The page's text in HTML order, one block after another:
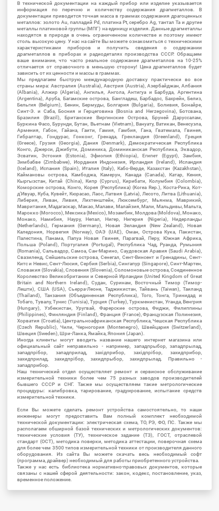
В технической документации на каждый прибор или изделие указывается
информация по перечню и количеству содержания драгметаллов. В
документации приводится точная масса в граммах содержания драгоценных
металлов: золото Au, палладий Pd, платина Pt, серебро Ag, тантал Ta и другие
металлы платиновой группы (МПГ) на единицу изделия. Данные драгметаллы
находятся в природе в очень ограниченном количестве и поэтому имеют
столь высокую цену. У нас на сайте Вы можете ознакомиться с техническими
характеристиками приборов и получить сведения о содержании
драгметаллов в приборах и радиодеталях производства СССР. Обращаем
ваше внимание, что часто реальное содержание драгметаллов на 10-25%
отличается от справочного в меньшую сторону! Цена драгметаллов будет
зависить от их ценности и массы в граммах.
Мы предлагаем быструю международную доставку практически во все
страны мира: Австралия (Australia), Австрия (Austria), Азербайджан, Албания
(Albania), Алжир (Algeria), Ангилья, Ангола, Антигуа и Барбуда, Аргентина
(Argentina), Аруба, Багамские острова, Бангладеш, Барбадос, Бахрейн, Белиз,
Бельгия (Belgium), Бенин, Бермуды, Болгария (Bulgaria), Боливия, Бонайре,
Синт-Э. и Саба, Босния и Герцеговина (Bosnia and Herzegovina), Ботсвана,
Бразилия (Brazil), Британские Виргинские Острова, Бруней Даруссалам,
Буркина Фасо, Бурунди, Бутан, Вьетнам (Vietnam), Вануату, Ватикан, Венесуэла,
Армения, Габон, Гайана, Гаити, Гамия, Гамбия, Гана, Гватемала, Гвинея,
Гибралтар, Гондурас, Гонконг, Гренада, Гренландия (Greenland), Греция
(Greece), Грузия (Georgia), Дания (Denmark), Демократическая Республика
Конго, Джерси, Джибути, Доминика, Доминиканская Республика, Эквадор,
Эсватин, Эстония (Estonia), Эфиопия (Ethiopia), Египет (Egypt), Замбия,
Зимбабве (Zimbabwe), Иордания Индонезия, Ирландия (Ireland), Исландия
(Iceland), Испания (Spain), Италия (Italy), Кабо-Верде, Казахстан (Kazakhstan),
Каймановы острова, Камбоджа, Камерун, Канада (Canada), Катар, Кения,
Кыргызстан, Китай (China), Кипр (Cyprus), Кирибати, Колумбия (Colombia),
Коморские острова, Конго, Корея (Республика) (Korea Rep.), Коста-Рика, Кот-
д'Ивуар, Куба, Кувейт, Кюрасао, Лаос, Латвия (Latvia), Лесото, Литва (Lithuania),
Либерия, Ливан, Ливия, Лихтенштейн, Люксембург, Мьянма, Маврикий,
Мавритания, Мадагаскар, Макао, Малави, Малайзия, Мали, Мальдивы, Мальта,
Марокко (Morocco), Мексика (Mexico), Мозамбик, Молдова (Moldova), Монако,
Монако, Намибия, Науру, Непал, Нигер, Нигерия (Nigeria), Нидерланды
(Netherlands), Германия (Germany), Новая Зеландия (New Zealand), Новая
Каледония, Норвегия (Norway), ОАЭ (UAE), Оман, Острова Кука, Пакистан,
Палестина, Панама, Папуа Новая Гвинея, Парагвай, Перу, Южная Африка,
Польша (Poland), Португалия (Portugal), Республика Чад, Руанда, Румыния
(Romania), Сальвадор, Самоа, Сан-Марино, Саудовская Аравия (Saudi Arabia),
Свазиленд, Сейшельские острова, Сенегал, Сент-Винсент и Гренадины, Сент-
Китс и Невис, Сент-Люсия, Сербия (Serbia), Сингапур (Singapore), Синт-Мартен,
Словакия (Slovakia), Словения (Slovenia), Соломоновые острова, Соединенное
Королевство Великобритании и Северной Ирландии (United Kingdom of Great
Britain and Northern Ireland), Судан, Суринам, Восточный Тимор (Тимор-
Лешти), США (USA), Сьерра-Леоне, Таджикистан, Тайвань (Taiwan), Таиланд
(Thailand), Танзания (Объединенная Республика), Того, Тонга, Тринидад и
Тобаго, Тувалу, Тунис (Tunisia), Турция (Turkey), Туркменистан, Уганда, Венгрия
(Hungary), Узбекистан, Уругвай, Фарерские острова, Фиджи, Филиппины
(Philippines), Финляндия (Finland), Франция (France), Французская Полинезия,
Хорватия (Croatia), Центральноафриканская Республика, Чешская Республика
(Czech Republic), Чили, Черногория (Montenegro), Швейцария (Switzerland),
Швеция (Sweden), Шри-Ланка, Ямайка, Япония (Japan).
Иногда клиенты могут вводить название нашего интернет магазина или
официальный сайт неправильно - например, западпрыбор, западпрылад,
западпрібор, западприлад, західприбор, західпрібор, захидприбор,
захидприлад, захидпрібор, захидпрыбор, захидпрылад. Правильно -
западприбор.
Наш технический отдел осуществляет ремонт и сервисное обслуживание
измерительной техники более чем 75 разных заводов производителей
бывшего СССР и СНГ. Также мы осуществляем такие метрологические
процедуры: калибровка, тарирование, градуирование, испытание средств
измерительной техники.
Если Вы можете сделать ремонт устройства самостоятельно, то наши
инженеры могут предоставить Вам полный комплект необходимой
технической документации: электрическая схема, ТО, РЭ, ФО, ПС. Также мы
располагаем обширной базой технических и метрологических документов:
технические условия (ТУ), техническое задание (ТЗ), ГОСТ, отраслевой
стандарт (ОСТ), методика поверки, методика аттестации, поверочная схема
для более чем 3500 типов измерительной техники от производителя данного
оборудования. Из сайта Вы можете скачать весь необходимый софт
(программа, драйвер) необходимый для работы приобретенного устройства.
Также у нас есть библиотека нормативно-правовых документов, которые
связаны с нашей сферой деятельности: закон, кодекс, постановление, указ,
временное положение.